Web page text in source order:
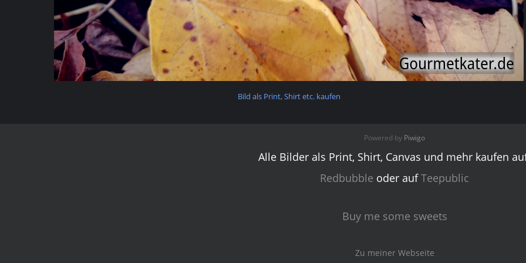
Bild als Print, Shirt etc. kaufen
Powered by Piwigo
Alle Bilder als Print, Shirt, Canvas und mehr kaufen
Redbubble oder aufTeepublic
Buy me some sweets
Zu meiner Webseite